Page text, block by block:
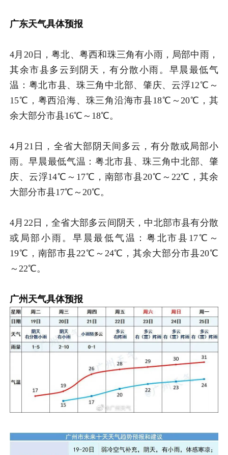
广东天气具体预报
4月20日，粤北、粤西和珠三角有小雨，局部中雨，
其余市县多云到阴天，有分散小雨。早晨最低气
温：粤北市县、珠三角中北部、肇庆、云浮12℃～
15℃，粤西沿海、珠三角沿海市县18℃～20℃，其
余大部分市县16℃～18℃。
4月21日，全省大部阴天间多云，有分散或局部小
雨。早晨最低气温：粤北市县、珠三角中北部、肇
庆、云浮14℃～17℃，南部市县20℃～22℃，其余
大部分市县17℃～20℃。
4月22日，全省大部多云间阴天，中北部市县有分散
或局部小雨。早晨最低气温：粤北市县17℃～
19℃，南部市县22℃～24℃，其余大部分市县20℃
～22℃。
广州天气具体预报